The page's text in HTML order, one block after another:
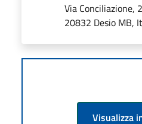
Via Conciliazione,
20832 Desio MB,
Visualizza